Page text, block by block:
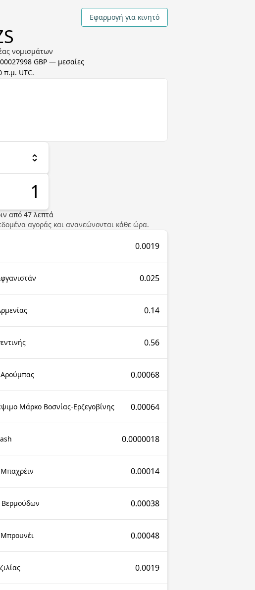
Εφαρμογή για κινητό
νομισμάτων
GBP — μεσαίες
π.μ. UTC.
από 47 λεπτά
αγοράς και ανανεώνονται κάθε ώρα.
0.0019
0.025
0.14
0.56
Αρούμπας 0.00068
Μάρκο Βοσνίας-Ερζεγοβίνης 0.00064
0.0000018
0.00014
Βερμούδων 0.00038
0.00048
0.0019